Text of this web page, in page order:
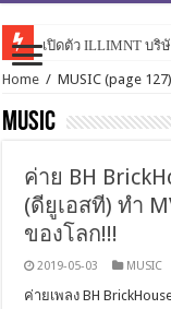
เปิดตัว ILLIMNT บ
Home / MUSIC (page 127)
MUSIC
ค่าย BH
(ดียูเอสที) ทำ
ของโลก!!!
2019-05-03 MUSIC
ค่ายเพลง BH